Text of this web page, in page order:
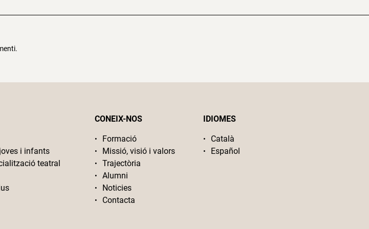
i infants
teatral
CONEIX-NOS
Formació
Missió, visió i valors
Trajectòria
Alumni
Noticies
Contacta
IDIOMES
Català
Español